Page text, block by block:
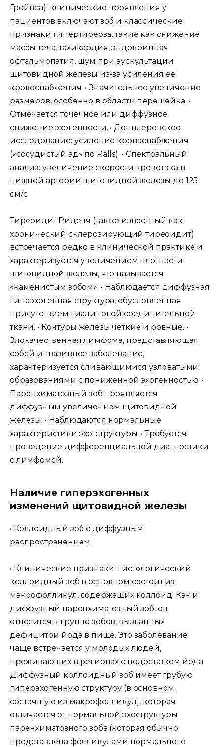
Грейвса): клинические проявления у
пациентов включают зоб и классические
признаки гипертиреоза, такие как снижение
массы тела, тахикардия, эндокринная
офтальмопатия, шум при аускультации
щитовидной железы из-за усиления ее
кровоснабжения. • Значительное увеличение
размеров, особенно в области перешейка. •
Отмечается точечное или диффузное
снижение эхогенности. • Допплеровское
исследование: усиление кровоснабжения
(«сосудистый ад» по Ralls). • Спектральный
анализ: увеличение скорости кровотока в
нижней артерии щитовидной железы до 125
см/с.
Тиреоидит Риделя (также известный как
хронический склерозирующий тиреоидит)
встречается редко в клинической практике и
характеризуется увеличением плотности
щитовидной железы, что называется
«каменистым зобом». • Наблюдается диффузная
гипоэхогенная структура, обусловленная
присутствием гиалиновой соединительной
ткани. • Контуры железы четкие и ровные. •
Злокачественная лимфома, представляющая
собой инвазивное заболевание,
характеризуется сливающимися узловатыми
образованиями с пониженной эхогенностью. •
Паренхиматозный зоб проявляется
диффузным увеличением щитовидной
железы. • Наблюдаются нормальные
характеристики эхо-структуры. • Требуется
проведение дифференциальной диагностики
с лимфомой.
Наличие гиперэхогенных
изменений щитовидной железы
• Коллоидный зоб с диффузным
распространением:
• Клинические признаки: гистологический
коллоидный зоб в основном состоит из
макрофолликул, содержащих коллоид. Как и
диффузный паренхиматозный зоб, он
относится к группе зобов, вызванных
дефицитом йода в пище. Это заболевание
чаще встречается у молодых людей,
проживающих в регионах с недостатком йода.
Диффузный коллоидный зоб имеет грубую
гиперэхогенную структуру (в основном
состоящую из макрофолликул), которая
отличается от нормальной эхоструктуры
паренхиматозного зоба (которая обычно
представлена фолликулами нормального